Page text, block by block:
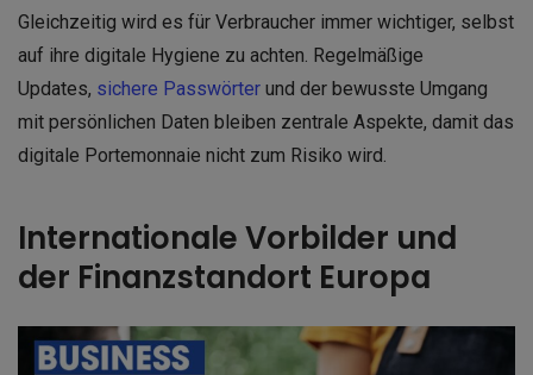
Gleichzeitig wird es für Verbraucher immer wichtiger, selbst
auf ihre digitale Hygiene zu achten. Regelmäßige
Updates, sichere Passwörter und der bewusste Umgang
mit persönlichen Daten bleiben zentrale Aspekte, damit das
digitale Portemonnaie nicht zum Risiko wird.
Internationale Vorbilder und
der Finanzstandort Europa